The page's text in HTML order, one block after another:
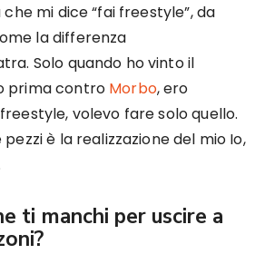
mi dice “fai freestyle”, da
la differenza
Solo quando ho vinto il
prima contro Morbo, ero
volevo fare solo quello.
è la realizzazione del mio Io,
ti manchi per uscire a